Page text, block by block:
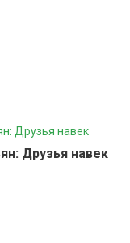
Друзья навек